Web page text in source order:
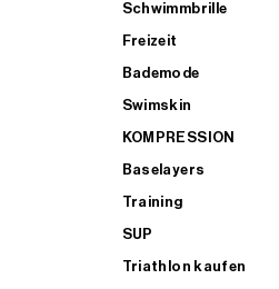
Schwimmbrille
Freizeit
Bademode
Swimskin
KOMPRESSION
Baselayers
Training
SUP
Triathlon kaufen